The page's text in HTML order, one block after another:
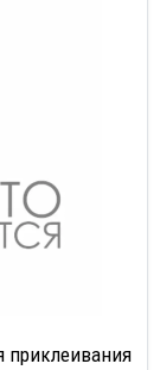
приклеивания